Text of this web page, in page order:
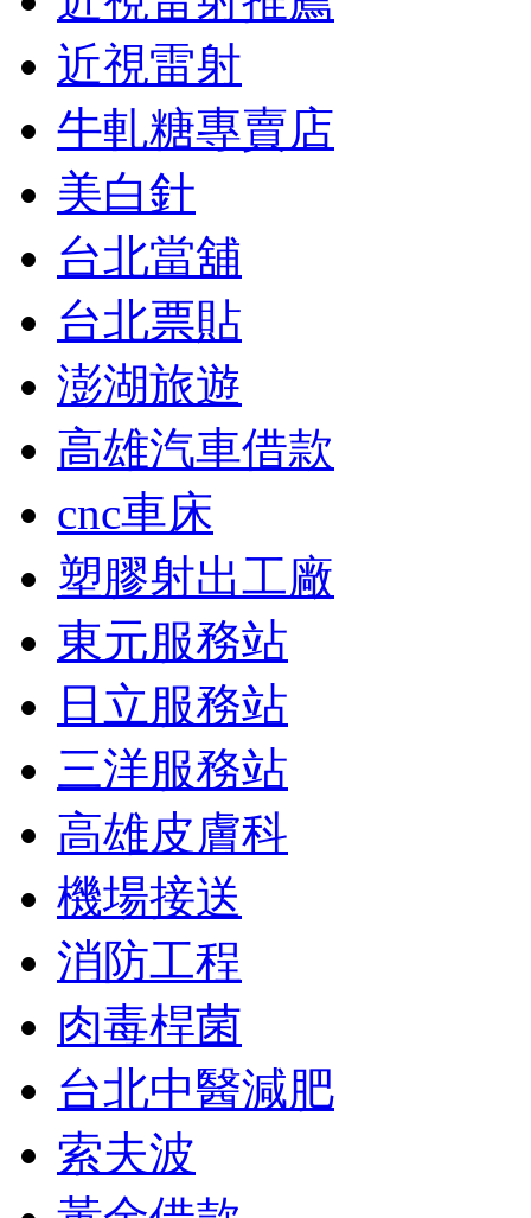
近視雷射
牛軋糖專賣店
美白針
台北當舖
台北票貼
澎湖旅遊
高雄汽車借款
cnc車床
塑膠射出工廠
東元服務站
日立服務站
三洋服務站
高雄皮膚科
機場接送
消防工程
肉毒桿菌
台北中醫減肥
索夫波